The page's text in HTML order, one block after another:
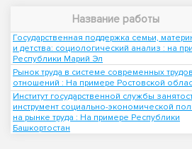
Название работы
Государственная поддержка семьи,
и детства: социологический анализ : на
Республики Марий Эл
Рынок труда в системе современных
отношений : На примере Ростовской
Институт государственной службы
инструмент социально-экономической
на рынке труда : На примере Республики
Башкортостан